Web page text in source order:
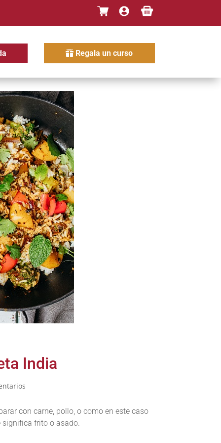
Regala un curso
India
con carne, pollo, o como en este caso
significa frito o asado.